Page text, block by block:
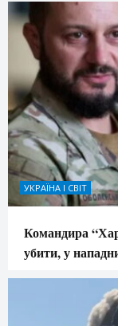
УКРАЇНА І СВІТ
Командира
убити, у